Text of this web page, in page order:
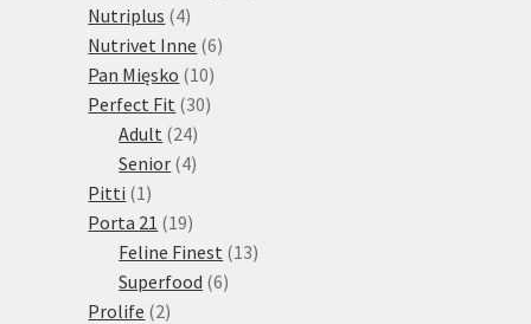
Nutriplus 44
produkty
Nutrivet Inne 66
Pan Mięsko 1010
produktů
Perfect Fit 3030
Adult 2424
produktů
Senior 44
Pitti 1 1
produkt
Porta 21 1919
produktů
Feline Finest 1313
Superfood 66
Prolife 22